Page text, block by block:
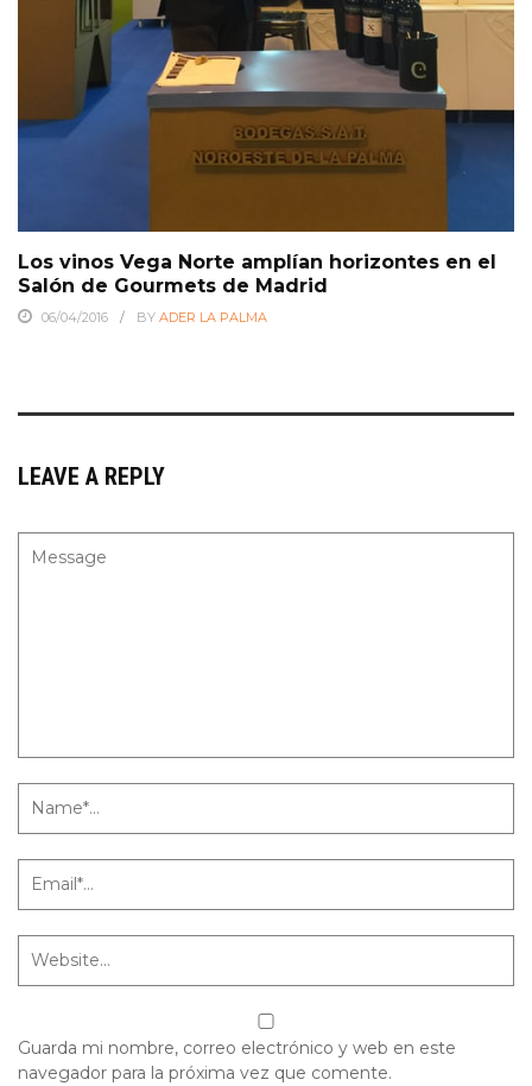
Los vinos Vega Norte amplían horizontes en el
Salón de Gourmets de Madrid
06/04/2016 BY ADER LA PALMA
LEAVE A REPLY
Guarda mi nombre, correo electrónico y web en este
navegador para la próxima vez que comente.